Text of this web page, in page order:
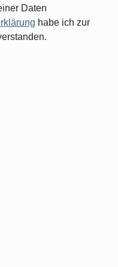
Daten
habe ich zur